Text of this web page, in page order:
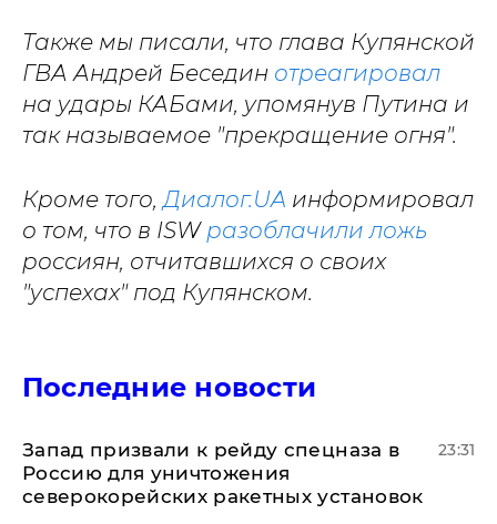
Также мы писали, что глава Купянской
ГВА Андрей Беседин отреагировал
на удары КАБами, упомянув Путина и
так называемое "прекращение огня".
Кроме того, Диалог.UA информировал
о том, что в ISW разоблачили ложь
россиян, отчитавшихся о своих
"успехах" под Купянском.
Последние новости
Запад призвали к рейду спецназа в
Россию для уничтожения
северокорейских ракетных установок
23:31